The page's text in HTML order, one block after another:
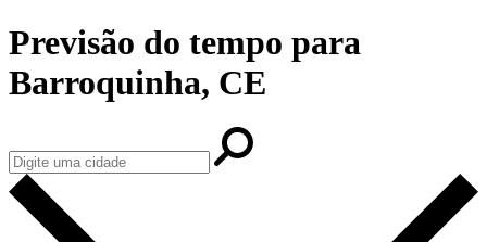
Previsão do tempo para
Barroquinha, CE